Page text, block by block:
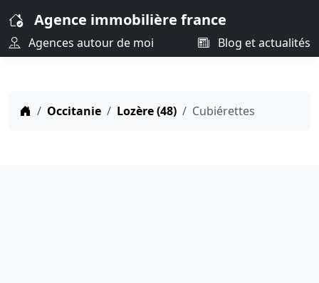
Agence immobilière france
Agences autour de moi Blog et actualités
Occitanie Lozère (48) Cubiérettes